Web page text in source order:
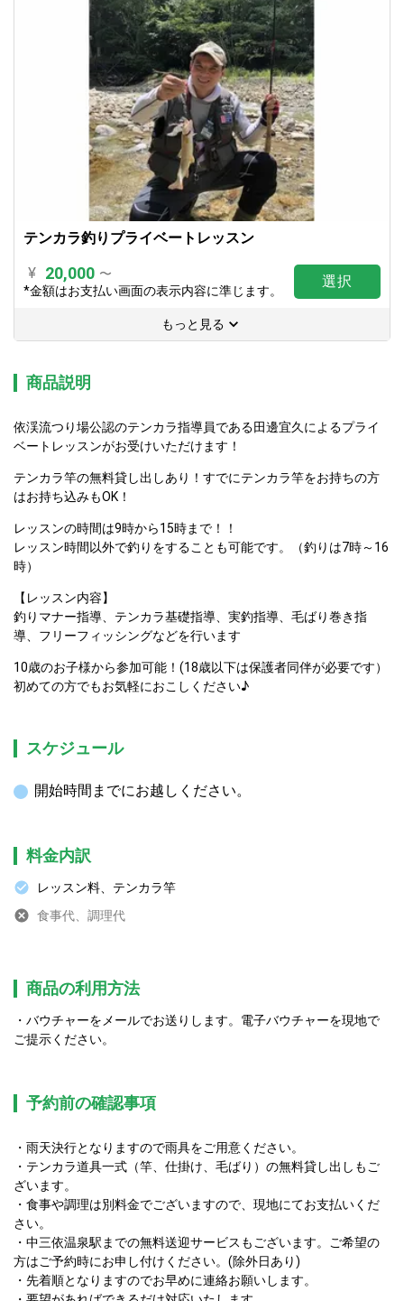
テンカラ釣りプライベートレッスン
¥ 20,000 〜
*金額はお支払い画面の表示内容に準じます。
選択
もっと見る
商品説明
依渓流つり場公認のテンカラ指導員である田邊宜久によるプライ
ベートレッスンがお受けいただけます！
テンカラ竿の無料貸し出しあり！すでにテンカラ竿をお持ちの方
はお持ち込みもOK！
レッスンの時間は9時から15時まで！！
レッスン時間以外で釣りをすることも可能です。（釣りは7時～16
時）
【レッスン内容】
釣りマナー指導、テンカラ基礎指導、実釣指導、毛ばり巻き指
導、フリーフィッシングなどを行います
10歳のお子様から参加可能！(18歳以下は保護者同伴が必要です）
初めての方でもお気軽におこしください♪
スケジュール
開始時間までにお越しください。
料金内訳
レッスン料、テンカラ竿
食事代、調理代
商品の利用方法
バウチャーをメールでお送りします。電子バウチャーを現地で
ご提示ください。
予約前の確認事項
・雨天決行となりますので雨具をご用意ください。
・テンカラ道具一式（竿、仕掛け、毛ばり）の無料貸し出しもご
ざいます。
・食事や調理は別料金でございますので、現地にてお支払いくだ
さい。
・中三依温泉駅までの無料送迎サービスもございます。ご希望の
方はご予約時にお申し付けください。(除外日あり)
・先着順となりますのでお早めに連絡お願いします。